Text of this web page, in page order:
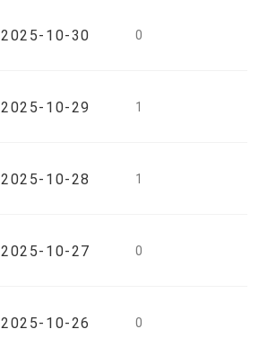
2025-10-30 0
2025-10-29 1
2025-10-28 1
2025-10-27 0
2025-10-26 0